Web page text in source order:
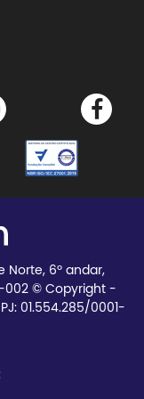
Norte, 6º andar,
002 © Copyright -
01.554.285/0001-